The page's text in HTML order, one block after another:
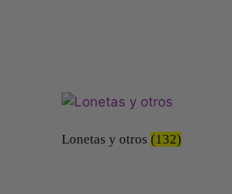
Lonetas y otros (132)